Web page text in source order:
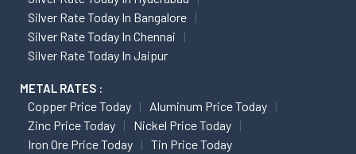
Silver Rate Today In Bangalore
Silver Rate Today In Chennai
Silver Rate Today In Jaipur
METAL RATES :
Copper Price Today
Aluminum Price Today
Zinc Price Today
Nickel Price Today
Iron Ore Price Today
Tin Price Today